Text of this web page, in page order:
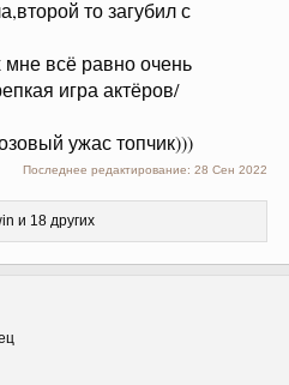
то загубил с
всё равно очень
игра актёров/
ужас топчик)))
Последнее редактирование: 28 Сен 2022
и 18 других